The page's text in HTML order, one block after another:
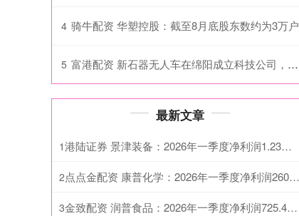
4 骑牛配资 华塑控股：截至8月底股东数约为3万户
5 富港配资 新石器无人车在绵阳成立科技公司，含外卖递送服务业务
最新文章
1 港陆证券 景津装备：2026年一季度净利润1.23亿元
2 点点金配资 康普化学：2026年一季度净利润2601.64万元 同比增长164.13%
3 金致配资 润普食品：2026年一季度净利润725.42万元 同比增长269.13%